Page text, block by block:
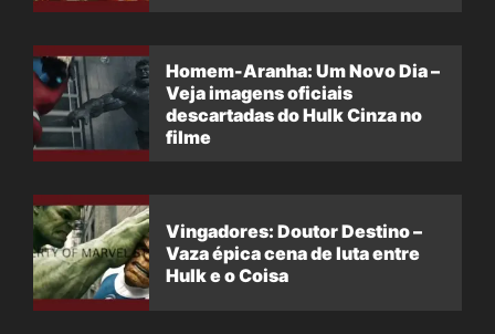
Homem-Aranha: Um Novo Dia –
Veja imagens oficiais
descartadas do Hulk Cinza no
filme
Vingadores: Doutor Destino –
Vaza épica cena de luta entre
Hulk e o Coisa